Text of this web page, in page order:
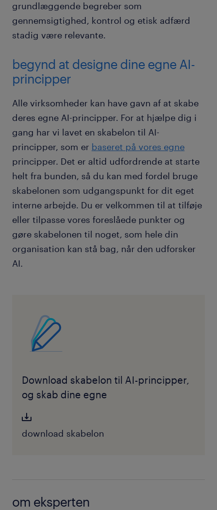
grundlæggende begreber som
gennemsigtighed, kontrol og etisk adfærd
stadig være relevante.
begynd at designe dine egne AI-
principper
Alle virksomheder kan have gavn af at skabe
deres egne AI-principper. For at hjælpe dig i
gang har vi lavet en skabelon til AI-
principper, som er baseret på vores egne
principper. Det er altid udfordrende at starte
helt fra bunden, så du kan med fordel bruge
skabelonen som udgangspunkt for dit eget
interne arbejde. Du er velkommen til at tilføje
eller tilpasse vores foreslåede punkter og
gøre skabelonen til noget, som hele din
organisation kan stå bag, når den udforsker
AI.
Download skabelon til AI-principper,
og skab dine egne
download skabelon
om eksperten